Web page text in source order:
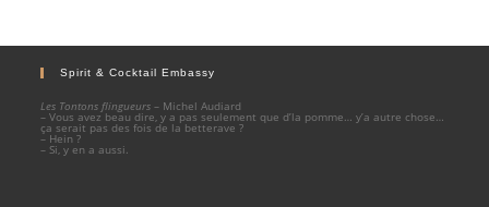
Spirit & Cocktail Embassy
Les Tontons flingueurs – Michel Audiard
– Vous avez beau dire, y a pas seulement que d’la pomme… y’a autre chose…
ça serait pas des fois de la betterave ?
– Hein ?
– Si, y en a aussi.